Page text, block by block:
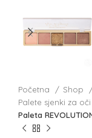
Početna Shop
Palete sjenki za oči
Paleta